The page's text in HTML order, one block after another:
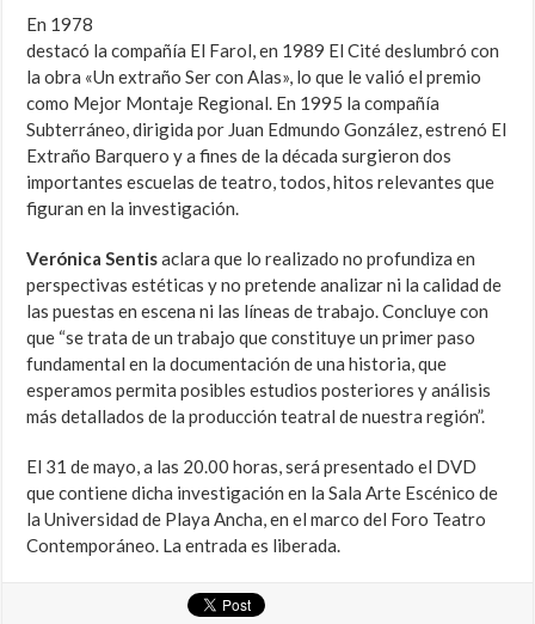
En 1978
destacó la compañía El Farol, en 1989 El Cité deslumbró con
la obra «Un extraño Ser con Alas», lo que le valió el premio
como Mejor Montaje Regional. En 1995 la compañía
Subterráneo, dirigida por Juan Edmundo González, estrenó El
Extraño Barquero y a fines de la década surgieron dos
importantes escuelas de teatro, todos, hitos relevantes que
figuran en la investigación.
Verónica Sentisaclara que lo realizado no profundiza en
perspectivas estéticas y no pretende analizar ni la calidad de
las puestas en escena ni las líneas de trabajo. Concluye con
que “se trata de un trabajo que constituye un primer paso
fundamental en la documentación de una historia, que
esperamos permita posibles estudios posteriores y análisis
más detallados de la producción teatral de nuestra región”.
El 31 de mayo, a las 20.00 horas, será presentado el DVD
que contiene dicha investigación en la Sala Arte Escénico de
la Universidad de Playa Ancha, en el marco del Foro Teatro
Contemporáneo. La entrada es liberada.